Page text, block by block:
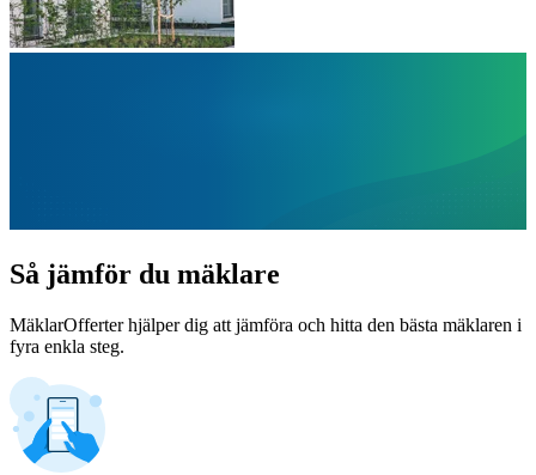
Så jämför du mäklare
MäklarOfferter hjälper dig att jämföra och hitta den bästa mäklaren i
fyra enkla steg.